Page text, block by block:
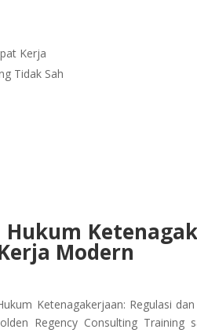
Kerja
Tidak Sah
Hukum
Modern
Ketenagakerjaan: Regulasi
Regency Consulting Training